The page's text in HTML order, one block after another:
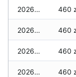
2026-01-27 460
2026-01-26 460
2026-01-25 460
2026-01-24 460